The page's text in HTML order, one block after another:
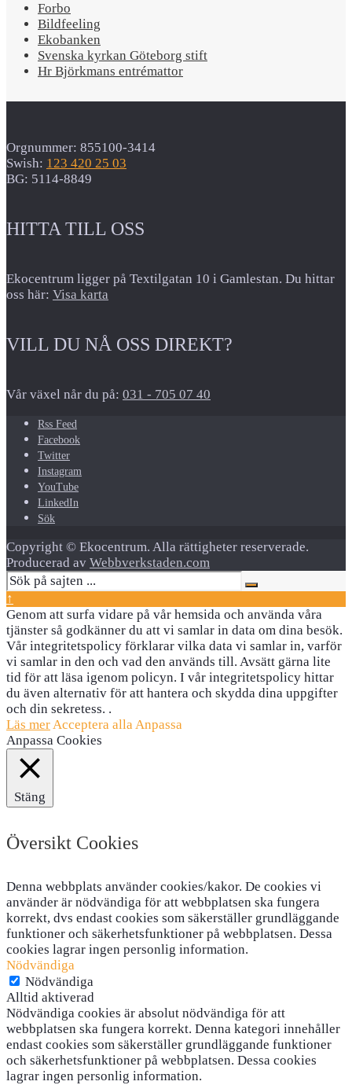
Forbo
Bildfeeling
Ekobanken
Svenska kyrkan Göteborg stift
Hr Björkmans entrémattor
Orgnummer: 855100-3414
Swish: 123 420 25 03
BG: 5114-8849
HITTA TILL OSS
Ekocentrum ligger på Textilgatan 10 i Gamlestan. Du hittar
oss här: Visa karta
VILL DU NÅ OSS DIREKT?
Vår växel når du på: 031 - 705 07 40
Rss Feed
Facebook
Twitter
Instagram
YouTube
LinkedIn
Sök
Copyright © Ekocentrum. Alla rättigheter reserverade.
Producerad av Webbverkstaden.com
↑
Genom att surfa vidare på vår hemsida och använda våra
tjänster så godkänner du att vi samlar in data om dina besök.
Vår integritetspolicy förklarar vilka data vi samlar in, varför
vi samlar in den och vad den används till. Avsätt gärna lite
tid för att läsa igenom policyn. I vår integritetspolicy hittar
du även alternativ för att hantera och skydda dina uppgifter
och din sekretess. .
Läs merAcceptera allaAnpassa
Anpassa Cookies
Stäng
Översikt Cookies
Denna webbplats använder cookies/kakor. De cookies vi
använder är nödvändiga för att webbplatsen ska fungera
korrekt, dvs endast cookies som säkerställer grundläggande
funktioner och säkerhetsfunktioner på webbplatsen. Dessa
cookies lagrar ingen personlig information.
Nödvändiga
Nödvändiga
Alltid aktiverad
Nödvändiga cookies är absolut nödvändiga för att
webbplatsen ska fungera korrekt. Denna kategori innehåller
endast cookies som säkerställer grundläggande funktioner
och säkerhetsfunktioner på webbplatsen. Dessa cookies
lagrar ingen personlig information.